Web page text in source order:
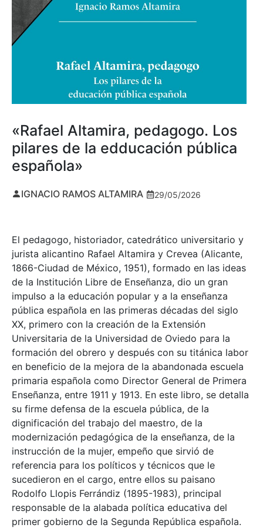
«Rafael Altamira, pedagogo. Los
pilares de la edducación pública
española»
IGNACIO RAMOS ALTAMIRA 29/05/2026
El pedagogo, historiador, catedrático universitario y
jurista alicantino Rafael Altamira y Crevea (Alicante,
1866-Ciudad de México, 1951), formado en las ideas
de la Institución Libre de Enseñanza, dio un gran
impulso a la educación popular y a la enseñanza
pública española en las primeras décadas del siglo
XX, primero con la creación de la Extensión
Universitaria de la Universidad de Oviedo para la
formación del obrero y después con su titánica labor
en beneficio de la mejora de la abandonada escuela
primaria española como Director General de Primera
Enseñanza, entre 1911 y 1913. En este libro, se detalla
su firme defensa de la escuela pública, de la
dignificación del trabajo del maestro, de la
modernización pedagógica de la enseñanza, de la
instrucción de la mujer, empeño que sirvió de
referencia para los políticos y técnicos que le
sucedieron en el cargo, entre ellos su paisano
Rodolfo Llopis Ferrándiz (1895-1983), principal
responsable de la alabada política educativa del
primer gobierno de la Segunda República española.